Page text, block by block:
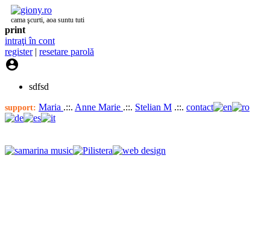
cama şcurti, aoa suntu tuti
print
intraţi în cont
register| resetare parolă

sdfsd
support: Maria .::. Anne Marie .::. Stelian M .::. contact